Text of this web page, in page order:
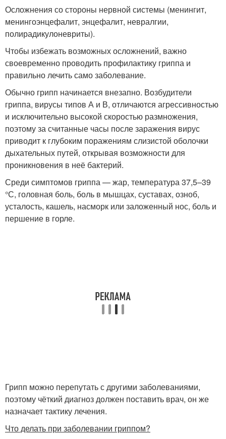
Осложнения со стороны нервной системы (менингит,
менингоэнцефалит, энцефалит, невралгии,
полирадикулоневриты).
Чтобы избежать возможных осложнений, важно
своевременно проводить профилактику гриппа и
правильно лечить само заболевание.
Обычно грипп начинается внезапно. Возбудители
гриппа, вирусы типов А и В, отличаются агрессивностью
и исключительно высокой скоростью размножения,
поэтому за считанные часы после заражения вирус
приводит к глубоким поражениям слизистой оболочки
дыхательных путей, открывая возможности для
проникновения в неё бактерий.
Среди симптомов гриппа — жар, температура 37,5–39
°С, головная боль, боль в мышцах, суставах, озноб,
усталость, кашель, насморк или заложенный нос, боль и
першение в горле.
Грипп можно перепутать с другими заболеваниями,
поэтому чёткий диагноз должен поставить врач, он же
назначает тактику лечения.
Что делать при заболевании гриппом?